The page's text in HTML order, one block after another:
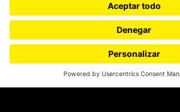
SÍGUENOS